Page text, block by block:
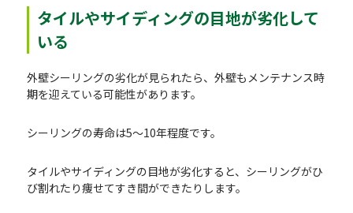
タイルやサイディングの目地が劣化して
いる
外壁シーリングの劣化が見られたら、外壁もメンテナンス時
期を迎えている可能性があります。
シーリングの寿命は5～10年程度です。
タイルやサイディングの目地が劣化すると、シーリングがひ
び割れたり痩せてすき間ができたりします。